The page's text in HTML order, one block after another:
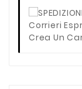
Corrieri
Crea Un